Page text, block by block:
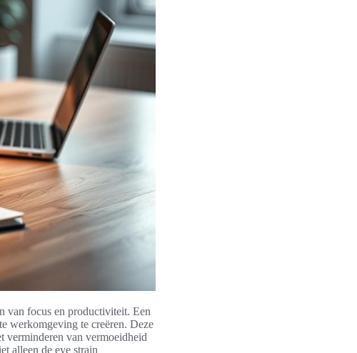
van focus en productiviteit. Een
werkomgeving te creëren. Deze
verminderen van vermoeidheid
alleen de eye strain